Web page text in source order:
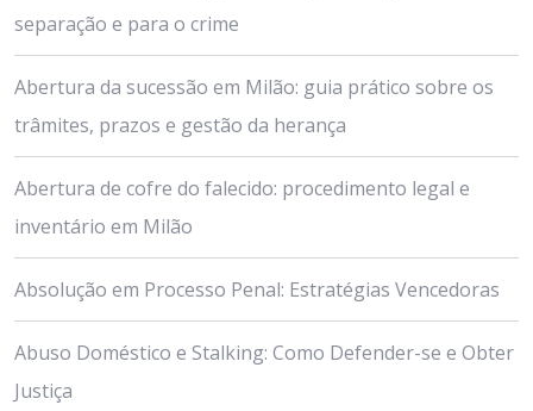
separação e para o crime
Abertura da sucessão em Milão: guia prático sobre os
trâmites, prazos e gestão da herança
Abertura de cofre do falecido: procedimento legal e
inventário em Milão
Absolução em Processo Penal: Estratégias Vencedoras
Abuso Doméstico e Stalking: Como Defender-se e Obter
Justiça